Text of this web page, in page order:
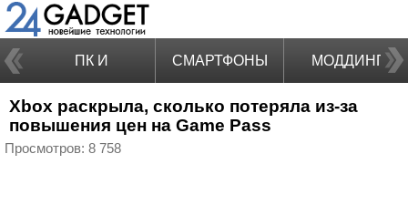
ПК И
НОУТБУКИ
СМАРТФОНЫ МОДДИНГ
Xbox раскрыла, сколько потеряла из-за
повышения цен на Game Pass
Просмотров: 8 758